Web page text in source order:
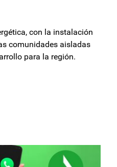
con la instalación
comunidades aisladas
para la región.